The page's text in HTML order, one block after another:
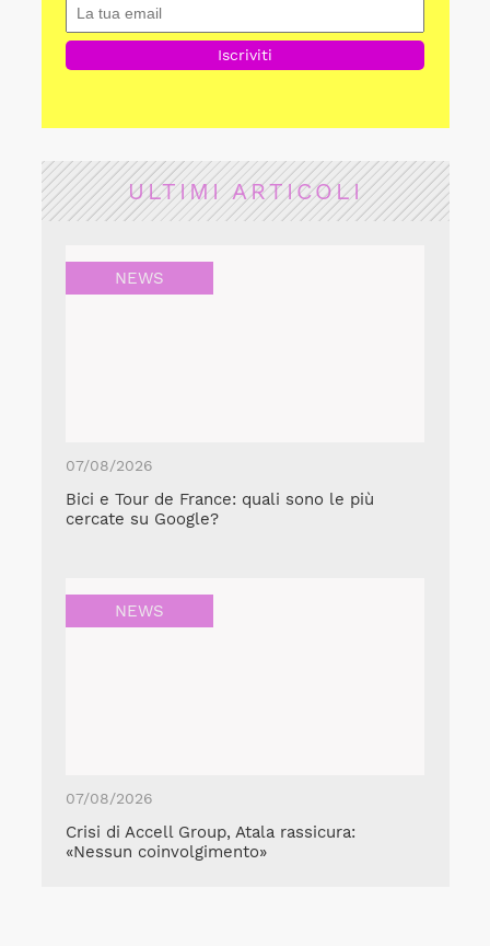
ULTIMI ARTICOLI
NEWS
07/08/2026
Bici e Tour de France: quali sono le più
cercate su Google?
NEWS
07/08/2026
Crisi di Accell Group, Atala rassicura:
«Nessun coinvolgimento»